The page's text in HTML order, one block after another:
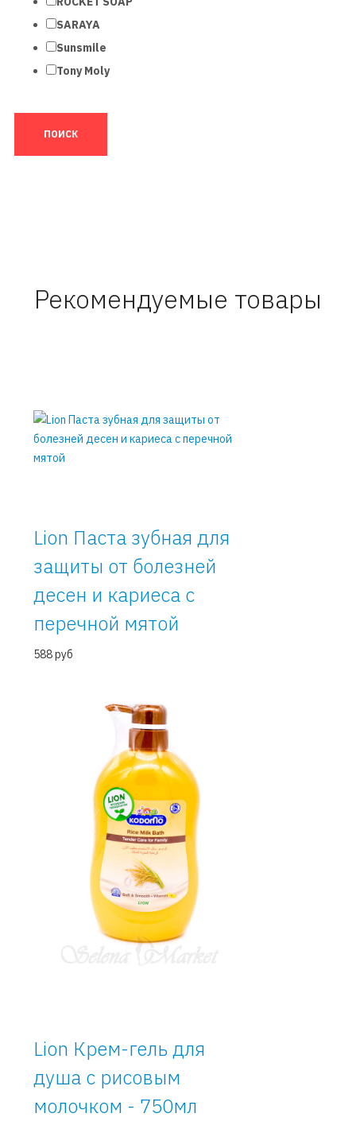
SARAYA
Sunsmile
Tony Moly
Рекомендуемые товары
Lion Паста зубная для
защиты от болезней
десен и кариеса с
перечной мятой
588 руб
Lion Крем-гель для
душа с рисовым
молочком - 750мл